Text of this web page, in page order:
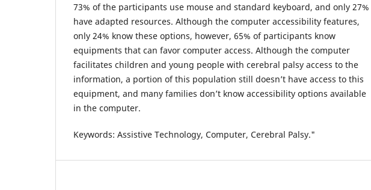
73% of the participants use mouse and standard keyboard, and only 27%
have adapted resources. Although the computer accessibility features,
only 24% know these options, however, 65% of participants know
equipments that can favor computer access. Although the computer
facilitates children and young people with cerebral palsy access to the
information, a portion of this population still doesn’t have access to this
equipment, and many families don’t know accessibility options available
in the computer.
Keywords: Assistive Technology, Computer, Cerebral Palsy."